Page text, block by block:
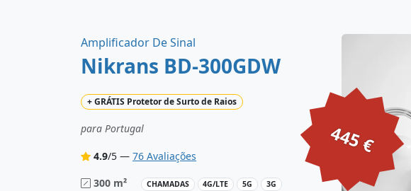
Amplificador De Sinal
Nikrans BD-300GDW
+GRÁTIS Protetor de Surto de Raios
para Portugal
4.9/5 — 76 Avaliações
300 m²
CHAMADAS 4G/LTE 5G 3G
445 €